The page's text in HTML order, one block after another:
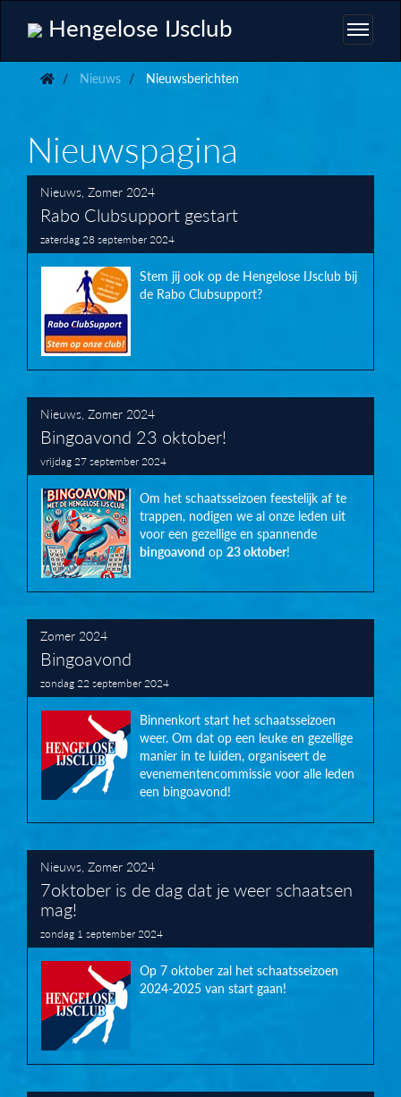
Hengelose IJsclub
Nieuws Nieuwsberichten
Nieuwspagina
Nieuws Zomer 2024
Rabo Clubsupport gestart
zaterdag 28 september 2024
Stem jij ook op de Hengelose IJsclub bij
de Rabo Clubsupport?
Nieuws Zomer 2024
Bingoavond 23 oktober!
vrijdag 27 september 2024
Om het schaatsseizoen feestelijk af te
trappen, nodigen we al onze leden uit
voor een gezellige en spannende
bingoavond op 23 oktober!
Zomer 2024
Bingoavond
zondag 22 september 2024
Binnenkort start het schaatsseizoen
weer. Om dat op een leuke en gezellige
manier in te luiden, organiseert de
evenementencommissie voor alle leden
een bingoavond!
Nieuws Zomer 2024
7oktober is de dag dat je weer schaatsen
mag!
zondag 1 september 2024
Op 7 oktober zal het schaatsseizoen
2024-2025 van start gaan!